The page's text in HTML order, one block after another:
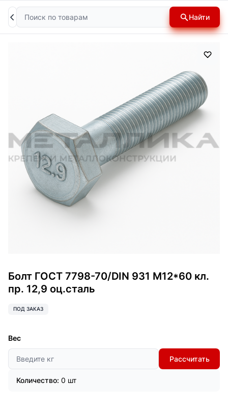
Поиск Найти
Болт ГОСТ 7798-70/DIN 931 М12*60 кл.
пр. 12,9 оц.сталь
ПОД ЗАКАЗ
Вес
Рассчитать
Количество: 0 шт